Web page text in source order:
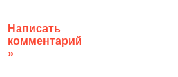
Написать
комментарий
»